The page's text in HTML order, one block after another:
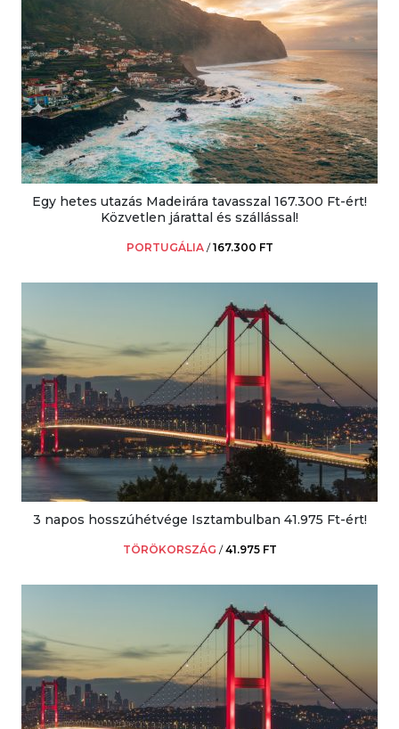
Egy hetes utazás Madeirára tavasszal 167.300 Ft-ért!
Közvetlen járattal és szállással!
PORTUGÁLIA /167.300 FT
3 napos hosszúhétvége Isztambulban 41.975 Ft-ért!
TÖRÖKORSZÁG /41.975 FT